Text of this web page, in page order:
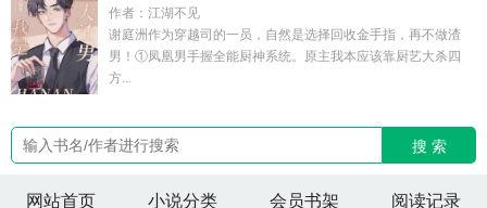
作者：江湖不见
谢庭洲作为穿越司的一员，自然是选择回收金手指，再不做渣
男！①凤凰男手握全能厨神系统。原主我本应该靠厨艺大杀四
方...
搜 索
网站首页 小说分类 会员书架 阅读记录